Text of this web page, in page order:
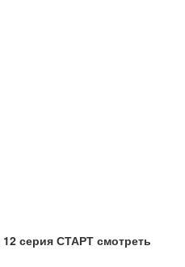
серия СТАРТ смотреть